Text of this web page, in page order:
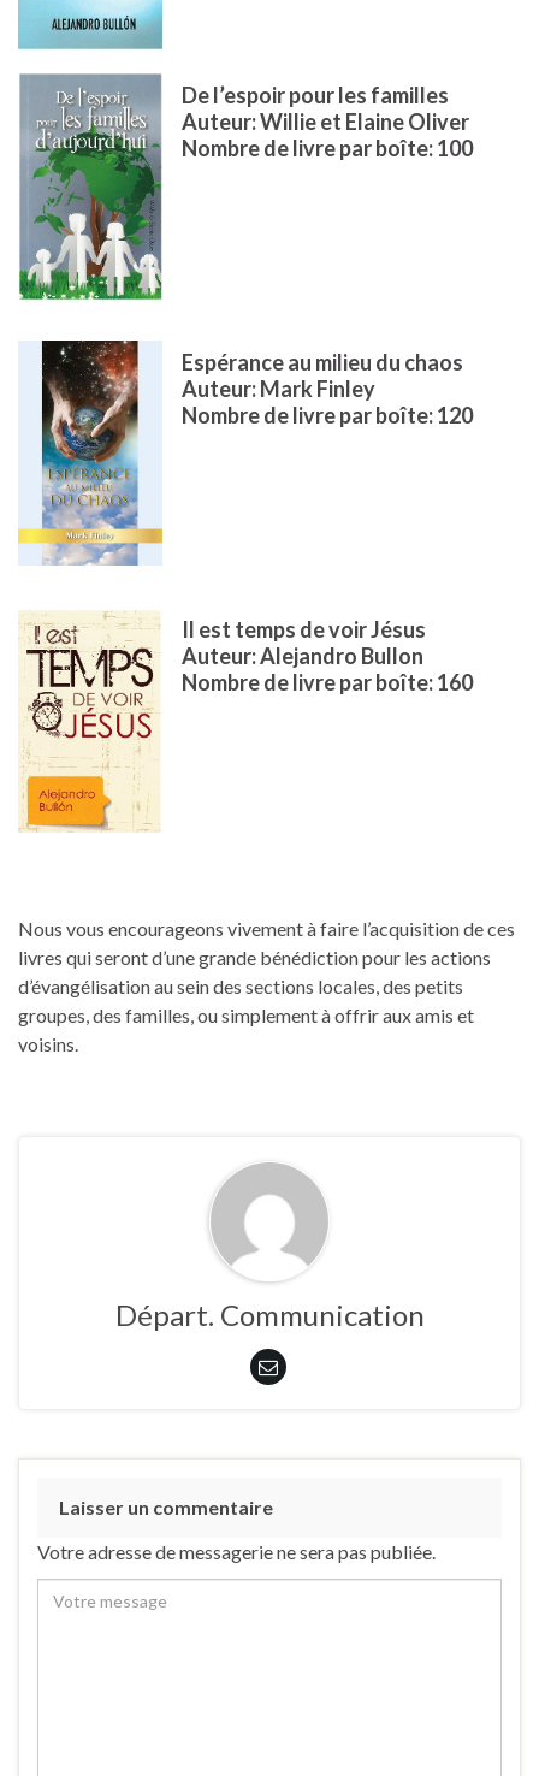
De l’espoir pour les familles
Auteur: Willie et Elaine Oliver
Nombre de livre par boîte: 100
Espérance au milieu du chaos
Auteur: Mark Finley
Nombre de livre par boîte: 120
Il est temps de voir Jésus
Auteur: Alejandro Bullon
Nombre de livre par boîte: 160
Nous vous encourageons vivement à faire l’acquisition de ces
livres qui seront d’une grande bénédiction pour les actions
d’évangélisation au sein des sections locales, des petits
groupes, des familles, ou simplement à offrir aux amis et
voisins.
Départ. Communication
Laisser un commentaire
Votre adresse de messagerie ne sera pas publiée.